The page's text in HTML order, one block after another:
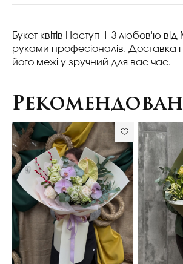
Букет квітів Наступ
| З любов'ю від
руками професіоналів. Доставка
його межі у зручний для вас час.